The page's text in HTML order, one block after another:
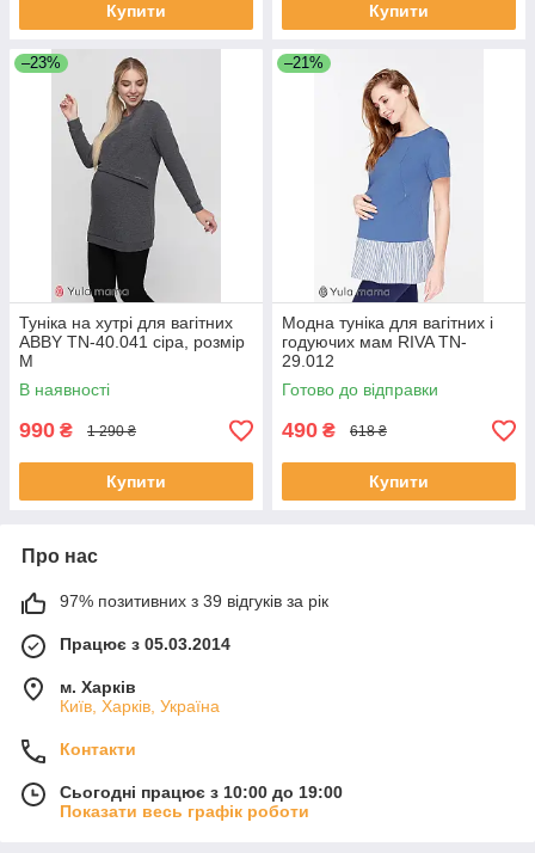
Купити Купити
–23%
Туніка на хутрі для вагітних
ABBY TN-40.041 сіра, розмір
М
В наявності
990 ₴ 1 290 ₴
Купити
–21%
Модна туніка для вагітних і
годуючих мам RIVA TN-
29.012
Готово до відправки
490 ₴ 618 ₴
Купити
Про нас
97% позитивних з 39 відгуків за рік
Працює з 05.03.2014
м. Харків
Київ, Харків, Україна
Контакти
Сьогодні працює з 10:00 до 19:00
Показати весь графік роботи